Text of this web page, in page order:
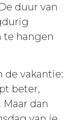
duur van
te hangen
de vakantie:
beter,
dan